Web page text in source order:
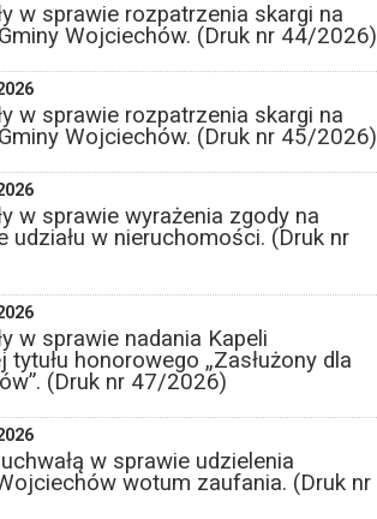
w sprawie rozpatrzenia skargi na
Wojciechów. (Druk nr 44/2026)
w sprawie rozpatrzenia skargi na
Wojciechów. (Druk nr 45/2026)
w sprawie wyrażenia zgody na
udziału w nieruchomości. (Druk nr
w sprawie nadania Kapeli
honorowego „Zasłużony dla
(Druk nr 47/2026)
w sprawie udzielenia
wotum zaufania. (Druk nr